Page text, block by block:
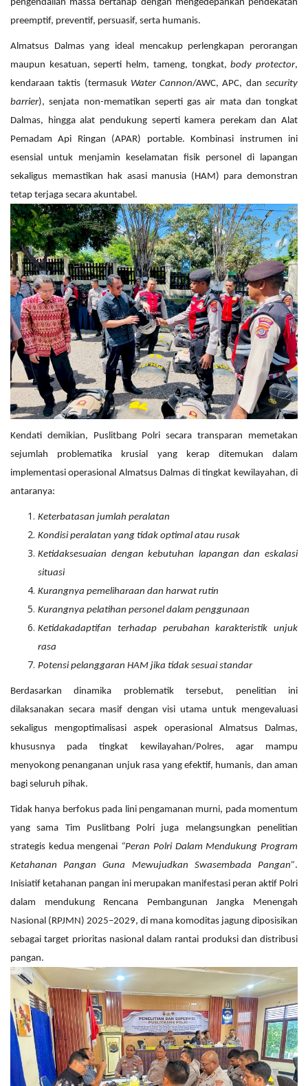
pengendalian massa bertahap dengan mengedepankan pendekatan
preemptif, preventif, persuasif, serta humanis.
Almatsus Dalmas yang ideal mencakup perlengkapan perorangan
maupun kesatuan, seperti helm, tameng, tongkat,body protector,
kendaraan taktis (termasuk Water Cannon/AWC, APC, dansecurity
barrier), senjata non-mematikan seperti gas air mata dan tongkat
Dalmas, hingga alat pendukung seperti kamera perekam dan Alat
Pemadam Api Ringan (APAR) portable. Kombinasi instrumen ini
esensial untuk menjamin keselamatan fisik personel di lapangan
sekaligus memastikan hak asasi manusia (HAM) para demonstran
tetap terjaga secara akuntabel.
Kendati demikian, Puslitbang Polri secara transparan memetakan
sejumlah problematika krusial yang kerap ditemukan dalam
implementasi operasional Almatsus Dalmas di tingkat kewilayahan, di
antaranya:
Keterbatasan jumlah peralatan
Kondisi peralatan yang tidak optimal atau rusak
Ketidaksesuaian dengan kebutuhan lapangan dan eskalasi
situasi
Kurangnya pemeliharaan dan harwat rutin
Kurangnya pelatihan personel dalam penggunaan
Ketidakadaptifan terhadap perubahan karakteristik unjuk
rasa
Potensi pelanggaran HAM jika tidak sesuai standar
Berdasarkan dinamika problematik tersebut, penelitian ini
dilaksanakan secara masif dengan visi utama untuk mengevaluasi
sekaligus mengoptimalisasi aspek operasional Almatsus Dalmas,
khususnya pada tingkat kewilayahan/Polres, agar mampu
menyokong penanganan unjuk rasa yang efektif, humanis, dan aman
bagi seluruh pihak.
Tidak hanya berfokus pada lini pengamanan murni, pada momentum
yang sama Tim Puslitbang Polri juga melangsungkan penelitian
strategis kedua mengenai “Peran Polri Dalam Mendukung Program
Ketahanan Pangan Guna Mewujudkan Swasembada Pangan”.
Inisiatif ketahanan pangan ini merupakan manifestasi peran aktif Polri
dalam mendukung Rencana Pembangunan Jangka Menengah
Nasional (RPJMN) 2025–2029, di mana komoditas jagung diposisikan
sebagai target prioritas nasional dalam rantai produksi dan distribusi
pangan.